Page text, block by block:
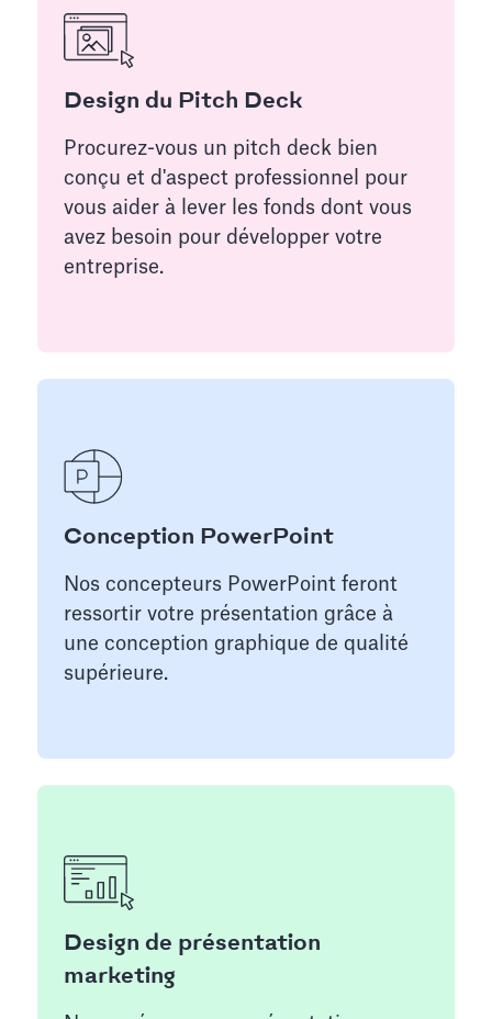
Design du Pitch Deck
Procurez-vous un pitch deck bien
conçu et d'aspect professionnel pour
vous aider à lever les fonds dont vous
avez besoin pour développer votre
entreprise.
Conception PowerPoint
Nos concepteurs PowerPoint feront
ressortir votre présentation grâce à
une conception graphique de qualité
supérieure.
Design de présentation
marketing